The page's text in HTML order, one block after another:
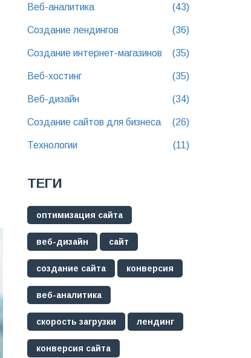
Веб-аналитика (43)
Создание лендингов (36)
Создание интернет-магазинов (35)
Веб-хостинг (35)
Веб-дизайн (34)
Создание сайтов для бизнеса (26)
Технологии (11)
ТЕГИ
оптимизация сайта
веб-дизайн сайт
создание сайта конверсия
веб-аналитика
скорость загрузки лендинг
конверсия сайта